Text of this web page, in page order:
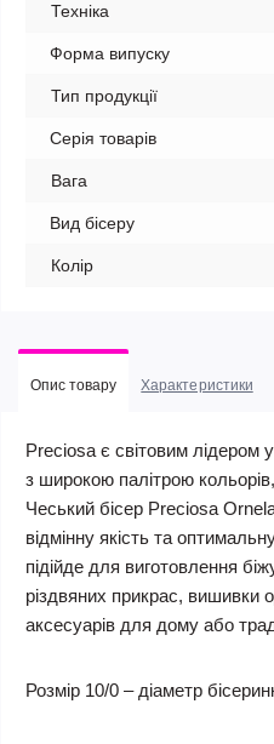
Техніка
Форма випуску
Тип продукції
Серія товарів
Вага
Вид бісеру
Колір
Опис товару Характеристики
Preciosa є світовим лідером
з широкою палітрою
Чеський бісер Preciosa
відмінну якість та
підійде для виготовлення
різдвяних прикрас, вишивки
аксесуарів для дому або
Розмір 10/0 – діаметр